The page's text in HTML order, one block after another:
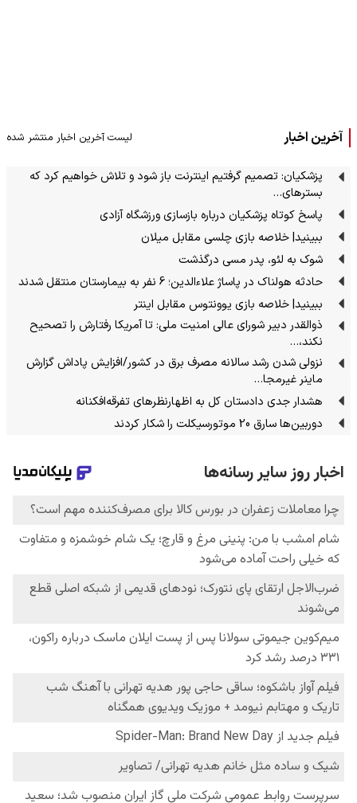
آخرین اخبار لیست آخرین اخبار منتشر شده
پزشکیان: تصمیم گرفتیم اینترنت باز شود و تلاش خواهیم کرد که
بسترهای…
پاسخ کوتاه پزشکیان درباره بازسازی ورزشگاه آزادی
ببینید| خلاصه بازی چلسی مقابل میلان
شوک به لئو، پدر مسی درگذشت
حادثه هولناک در پاساژ علاءالدین؛ 6 نفر به بیمارستان منتقل شدند
ببینید| خلاصه بازی یوونتوس مقابل اینتر
ذوالقدر دبیر شورای عالی امنیت ملی: تا آمریکا رفتارش را تصحیح
نکند،…
نزولی شدن رشد سالانه مصرف برق در کشور/افزایش پاداش گزارش
ماینر غیرمجا…
هشدار جدی دادستان کل به اظهارنظرهای تفرقه‌افکنانه
دوربین‌ها سارق 20 موتورسیکلت را شکار کردند